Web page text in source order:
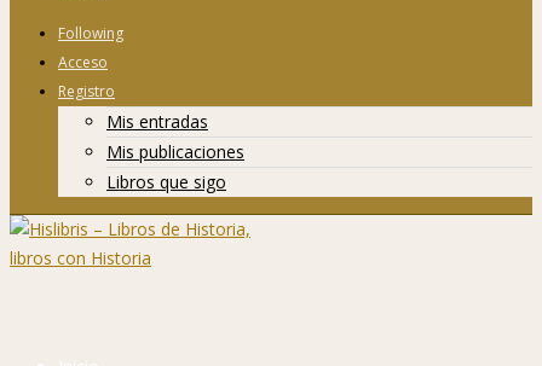
Following
Acceso
Registro
Mis entradas
Mis publicaciones
Libros que sigo